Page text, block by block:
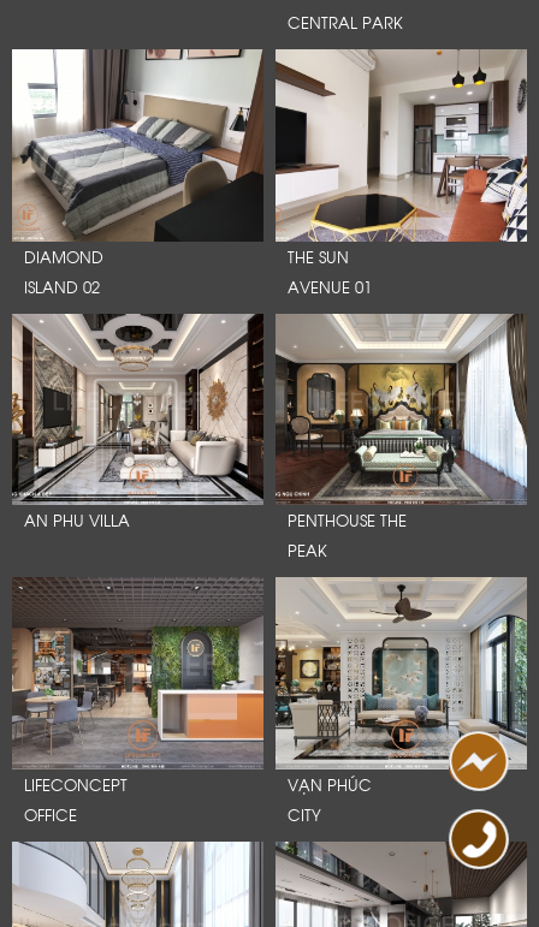
CENTRAL PARK
DIAMOND
ISLAND 02
THE SUN
AVENUE 01
AN PHU VILLA
PENTHOUSE THE
PEAK
LIFECONCEPT
OFFICE
VẠN PHÚC
CITY